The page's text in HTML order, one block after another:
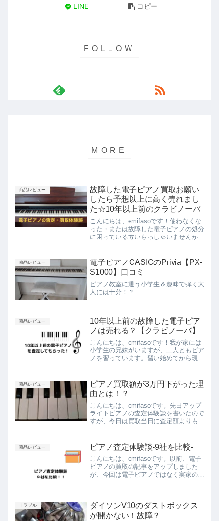
LINE コピー
商品レビュー
故障した電子ピアノ買取お願い
したら予想以上に高く売れまし
た☆10年以上前のクラビノーバ
こんにちは、emifasoです！使わなくな
った・または故障した電子ピアノの処分
に困っている方いらっしゃいませんか。
料で処分できたら嬉しいですね。さらに
欲を言えば、買い取...
商品レビュー
電子ピアノCASIOのPrivia【PX-
S1000】口コミ
ピアノ教室に通う小学生＆趣味で弾く大
人には十分！？
商品レビュー
10年以上前の故障した電子ピア
ノは売れる？【クラビノーバ】
こんにちは、emifasoです！我が家には
小学生の兄妹がいますが、二人ともピア
ノを習っています。習い始めてから現在
て、子どもたちはそれを使って練習して
います。その電子ピ...
商品レビュー
ピアノ買取額が3万円下がった理
由とは！？
こんにちは、emifasoです。先日アップ
ライトピアノの査定体験談を書いたので
すが、今日は買取当日に査定額よりも３
社を比較‐記事に書いた通り、今回はユ
ニオン楽器ピ...
商品レビュー ピアノ査定体験談‐9社を比較‐
こんにちは、emifasoです。以前、電子
ピアノの買取の記事をアップしました
が、今回は電子ピアノではなく実家のア
考になればと思います...
トラブル
ダイソンV10のダストボックス
が開かない！故障？